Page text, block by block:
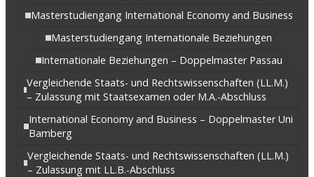
Masterstudiengang International Economy and Business
Masterstudiengang Internationale Beziehungen
Internationale Beziehungen – Doppelmaster Passau
Vergleichende Staats- und Rechtswissenschaften (LL.M.)
– Zulassung mit Staatsexamen oder M.A.-Abschluss
International Economy and Business – Doppelmaster Uni
Bamberg
Vergleichende Staats- und Rechtswissenschaften (LL.M.)
– Zulassung mit LL.B.-Abschluss